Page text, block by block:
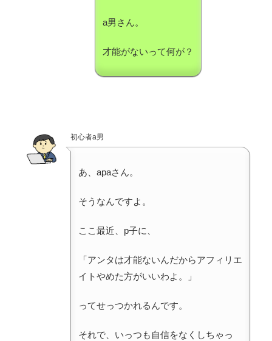
a男さん。
才能がないって何が？
初心者a男
あ、apaさん。
そうなんですよ。
ここ最近、p子に、
「アンタは才能ないんだからアフィリエ
イトやめた方がいいわよ。」
ってせっつかれるんです。
それで、いっつも自信をなくしちゃっ